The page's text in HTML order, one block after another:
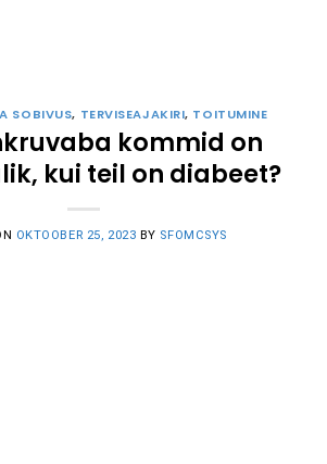
SOBIVUS, TERVISEAJAKIRI, TOITUMINE
kommid on
kui teil on diabeet?
OKTOOBER 25, 2023 BY SFOMCSYS